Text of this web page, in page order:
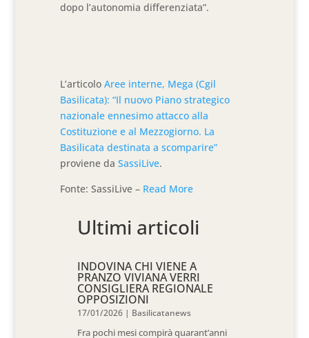
dopo l’autonomia differenziata”.
L’articoloAree interne, Mega (Cgil
Basilicata): “Il nuovo Piano strategico
nazionale ennesimo attacco alla
Costituzione e al Mezzogiorno. La
Basilicata destinata a scomparire”
proviene daSassiLive.
Fonte: SassiLive – Read More
Ultimi articoli
INDOVINA CHI VIENE A
PRANZO VIVIANA VERRI
CONSIGLIERA REGIONALE
OPPOSIZIONI
17/01/2026 | Basilicatanews
Fra pochi mesi compirà quarant’anni